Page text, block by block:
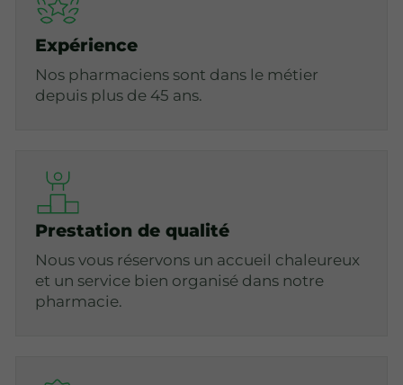
Expérience
Nos pharmaciens sont dans le métier
depuis plus de 45 ans.
Prestation de qualité
Nous vous réservons un accueil chaleureux
et un service bien organisé dans notre
pharmacie.